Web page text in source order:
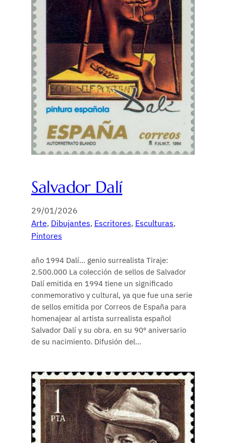
Salvador Dalí
29/01/2026
Arte, Dibujantes, Escritores, Esculturas
Pintores
año 1994 Dalí… genio surrealista Tiraje:
2.500.000 La colección de sellos de Salvador
Dalí emitida en 1994 tiene un significado
conmemorativo y cultural, ya que fue una serie
de sellos emitida por Correos de España para
homenajear al artista surrealista español
Salvador Dalí y su obra. en su 90º aniversario
de su nacimiento. Difusión del…